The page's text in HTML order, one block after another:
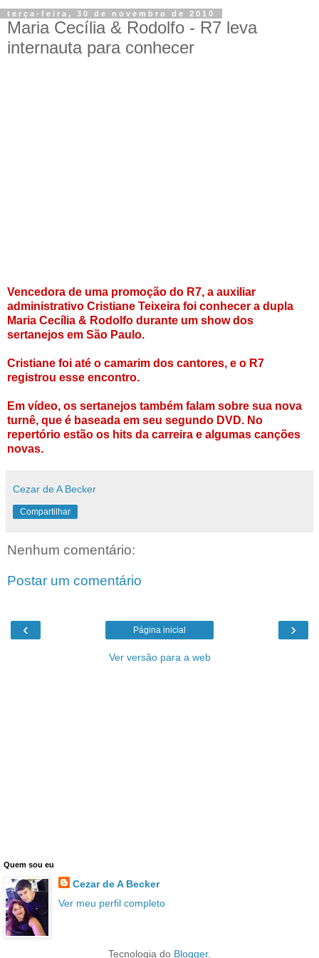
terça-feira, 30 de novembro de 2010
Maria Cecília & Rodolfo - R7 leva
internauta para conhecer
Vencedora de uma promoção do R7, a auxiliar
administrativo Cristiane Teixeira foi conhecer a dupla
Maria Cecília & Rodolfo durante um show dos
sertanejos em São Paulo.
Cristiane foi até o camarim dos cantores, e o R7
registrou esse encontro.
Em vídeo, os sertanejos também falam sobre sua nova
turnê, que é baseada em seu segundo DVD. No
repertório estão os hits da carreira e algumas canções
novas.
Cezar de A Becker
Compartilhar
Nenhum comentário:
Postar um comentário
‹ ›
Página inicial
Ver versão para a web
Quem sou eu
Cezar de A Becker
Ver meu perfil completo
Tecnologia do Blogger.